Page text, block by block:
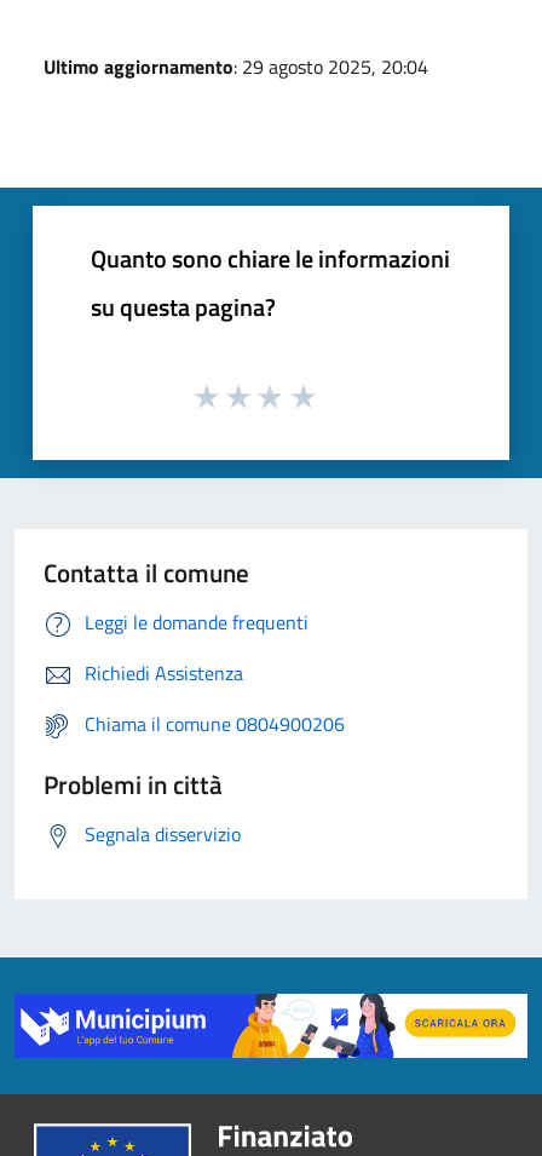
Ultimo aggiornamento: 29 agosto 2025, 20:04
Quanto sono chiare le informazioni
su questa pagina?
Contatta il comune
Leggi le domande frequenti
Richiedi Assistenza
Chiama il comune 0804900206
Problemi in città
Segnala disservizio